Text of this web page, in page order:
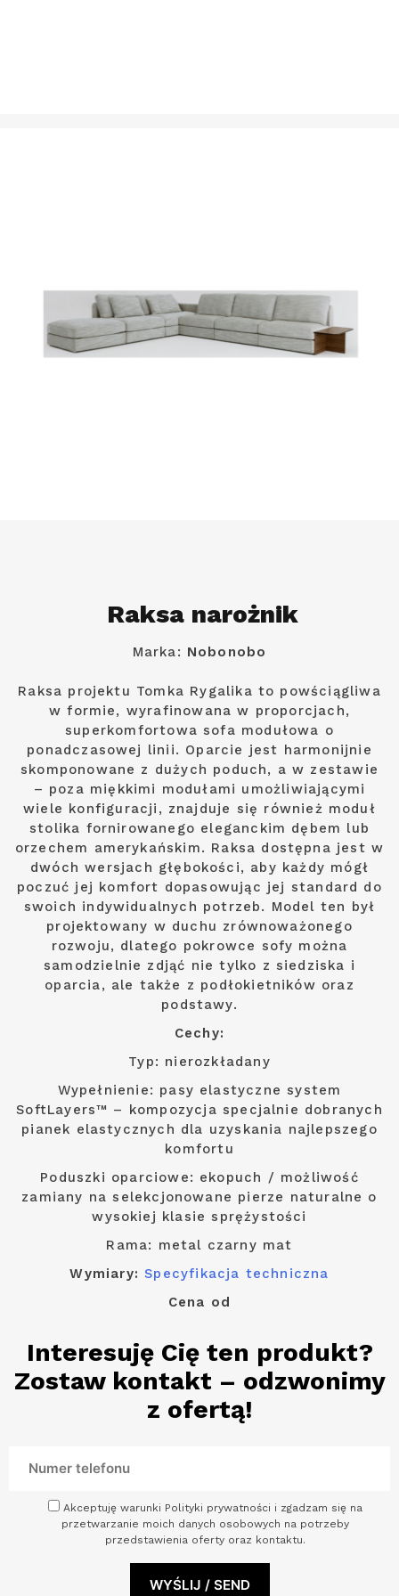
Raksa narożnik
Marka: Nobonobo
Raksa projektu Tomka Rygalika to powściągliwa
w formie, wyrafinowana w proporcjach,
superkomfortowa sofa modułowa o
ponadczasowej linii. Oparcie jest harmonijnie
skomponowane z dużych poduch, a w zestawie
– poza miękkimi modułami umożliwiającymi
wiele konfiguracji, znajduje się również moduł
stolika fornirowanego eleganckim dębem lub
orzechem amerykańskim. Raksa dostępna jest w
dwóch wersjach głębokości, aby każdy mógł
poczuć jej komfort dopasowując jej standard do
swoich indywidualnych potrzeb. Model ten był
projektowany w duchu zrównoważonego
rozwoju, dlatego pokrowce sofy można
samodzielnie zdjąć nie tylko z siedziska i
oparcia, ale także z podłokietników oraz
podstawy.
Cechy:
Typ: nierozkładany
Wypełnienie: pasy elastyczne system
SoftLayers™ – kompozycja specjalnie dobranych
pianek elastycznych dla uzyskania najlepszego
komfortu
Poduszki oparciowe: ekopuch / możliwość
zamiany na selekcjonowane pierze naturalne o
wysokiej klasie sprężystości
Rama: metal czarny mat
Wymiary: Specyfikacja techniczna
Cena od
Interesuję Cię ten produkt?
Zostaw kontakt – odzwonimy
z ofertą!
Akceptuję warunki Polityki prywatności i zgadzam się na
przetwarzanie moich danych osobowych na potrzeby
przedstawienia oferty oraz kontaktu.